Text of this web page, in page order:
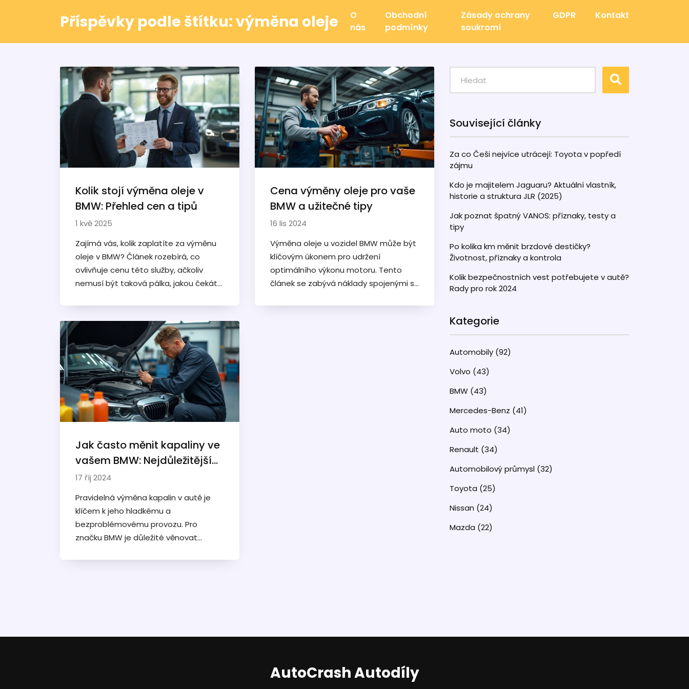
Příspěvky podle štítku: výměna oleje
O
nás
Obchodní
podmínky
Zásady ochrany
soukromí
GDPR Kontakt
Kolik stojí výměna oleje v
BMW: Přehled cen a tipů
1 kvě 2025
Zajímá vás, kolik zaplatíte za výměnu
oleje v BMW? Článek rozebírá, co
ovlivňuje cenu této služby, ačkoliv
nemusí být taková pálka, jakou čekáte.
autoservisy, přidáme tipy na úsporu a
poradíme, na co si při výběru dát
pozor. Vysvětlíme i, proč je pravidelná
výměna oleje pro BMW klíčová. S tímto
přehledem se v nabídce servisů
rozhodně neztratíte.
Cena výměny oleje pro vaše
BMW a užitečné tipy
16 lis 2024
Výměna oleje u vozidel BMW může být
klíčovým úkonem pro udržení
optimálního výkonu motoru. Tento
článek se zabývá náklady spojenými s
Jak často měnit kapaliny ve
vašem BMW: Nejdůležitější
tipy a rady
17 říj 2024
Pravidelná výměna kapalin v autě je
klíčem k jeho hladkému a
bezproblémovému provozu. Pro
značku BMW je důležité věnovat
Související články
Za co Češi nejvíce utrácejí: Toyota v popředí
zájmu
Kdo je majitelem Jaguaru? Aktuální vlastník,
historie a struktura JLR (2025)
Jak poznat špatný VANOS: příznaky, testy a
tipy
Po kolika km měnit brzdové destičky?
Životnost, příznaky a kontrola
Kolik bezpečnostních vest potřebujete v autě?
Rady pro rok 2024
Kategorie
Automobily (92)
Volvo (43)
BMW (43)
Mercedes-Benz (41)
Auto moto (34)
Renault (34)
Automobilový průmysl (32)
Toyota (25)
Nissan (24)
Mazda (22)
AutoCrash Autodíly